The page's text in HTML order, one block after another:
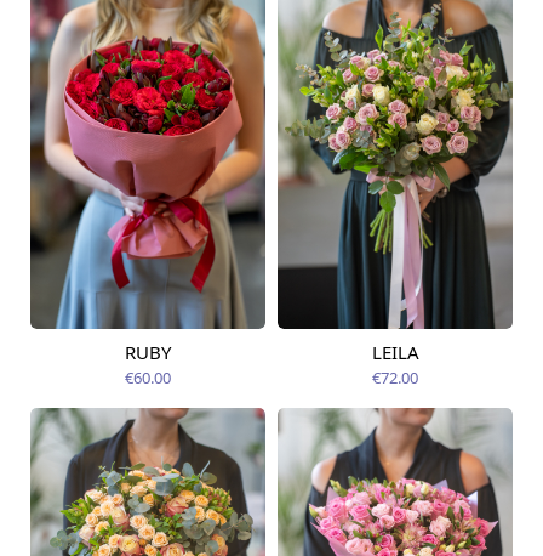
Pieejama no
RUBY
€60.00
Pieejama no
LEILA
€72.00